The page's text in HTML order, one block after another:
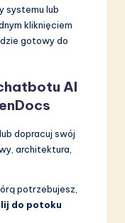
systemu lub
kliknięciem
gotowy do
AI
dopracuj swój
architektura,
potrzebujesz,
do potoku